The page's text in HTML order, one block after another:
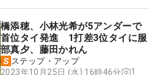
橋添穂、小林光希が5アンダーで
首位タイ発進 1打差3位タイに服
部真夕、藤田かれん
ステップ・アップ
2023年10月25日 (水) 16時46分
1